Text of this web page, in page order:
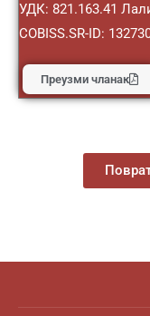
УДК: 821.163.41
COBISS.SR-ID:
Преузми чланак